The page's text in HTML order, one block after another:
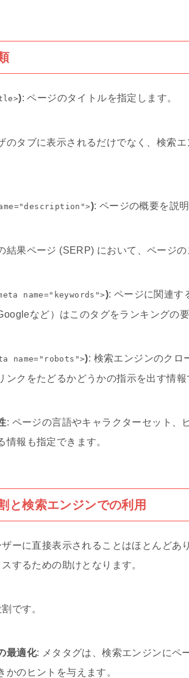
): ページのタイトルを指定します。
のタブに表示されるだけでなく、検索
): ページの概要を説
結果ページ (SERP) において、ページ
name="keywords">): ページに関連す
など）はこのタグをランキングの
name="robots">): 検索エンジンのクロ
ンクをたどるかどうかの指示を出す情報
: ページの言語やキャラクターセット、
情報も指定できます。
と検索エンジンでの利用
ーに直接表示されることはほとんどあ
するための助けとなります。
です。
最適化: メタタグは、検索エンジンにペ
かのヒントを与えます。